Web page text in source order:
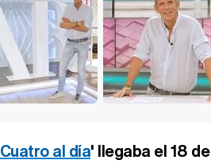
Cuatro al día' llegaba el 18